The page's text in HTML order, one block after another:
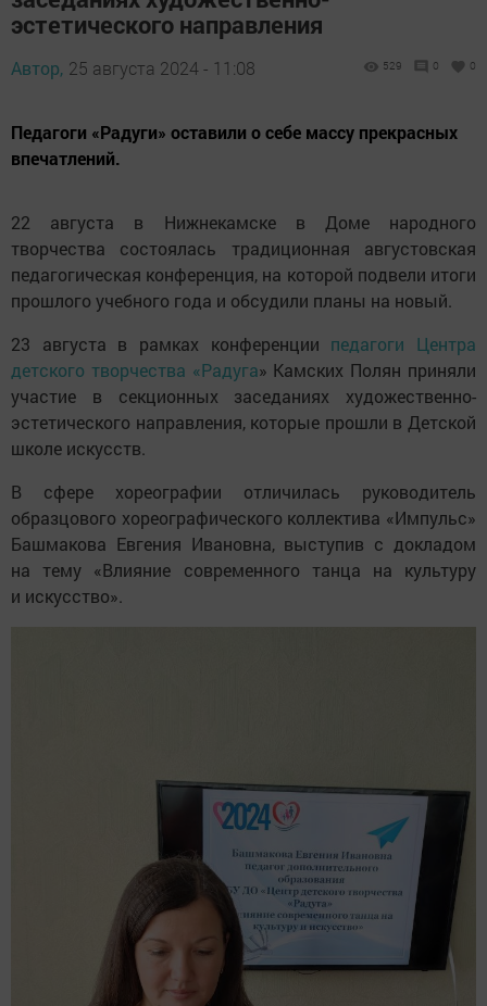
эстетического направления
Автор, 25 августа 2024 - 11:08 529 0 0
Педагоги «Радуги» оставили о себе массу прекрасных
впечатлений.
22 августа в Нижнекамске в Доме народного
творчества состоялась традиционная августовская
педагогическая конференция, на которой подвели итоги
прошлого учебного года и обсудили планы на новый.
23 августа в рамках конференции педагоги Центра
детского творчества «Радуга» Камских Полян приняли
участие в секционных заседаниях художественно-
эстетического направления, которые прошли в Детской
школе искусств.
В сфере хореографии отличилась руководитель
образцового хореографического коллектива «Импульс»
Башмакова Евгения Ивановна, выступив с докладом
на тему «Влияние современного танца на культуру
и искусство».